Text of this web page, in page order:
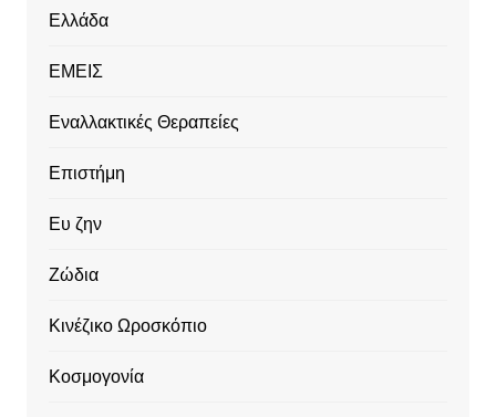
Ελλάδα
ΕΜΕΙΣ
Εναλλακτικές Θεραπείες
Επιστήμη
Ευ ζην
Ζώδια
Κινέζικο Ωροσκόπιο
Κοσμογονία